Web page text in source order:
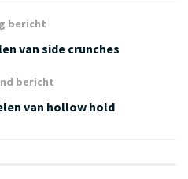
bericht
van side crunches
bericht
van hollow hold